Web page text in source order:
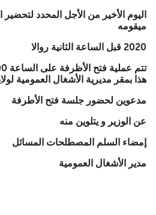
2020 قبل الساعة الثانية روالا
بمقر مديرية الأشغال العمومية لولاية
مدعوين لحضور جلسة فتح الأطرفة
عن الوزير و يتلوين منه
إمضاء السلم المصطلحات المسائل
مدير الأشغال العمومية
ميقومه
2020 قبل الساعة الثانية روالا
هذا بمقر مديرية الأشغال العمومية
مدعوين لحضور جلسة فتح الأطرفة
عن الوزير و يتلوين منه
إمضاء السلم المصطلحات المسائل
مدير الأشغال العمومية